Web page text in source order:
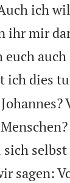
ich
ihr mir
auch
ich dies
sagen: